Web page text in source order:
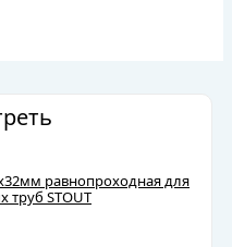
равнопроходная для
труб STOUT